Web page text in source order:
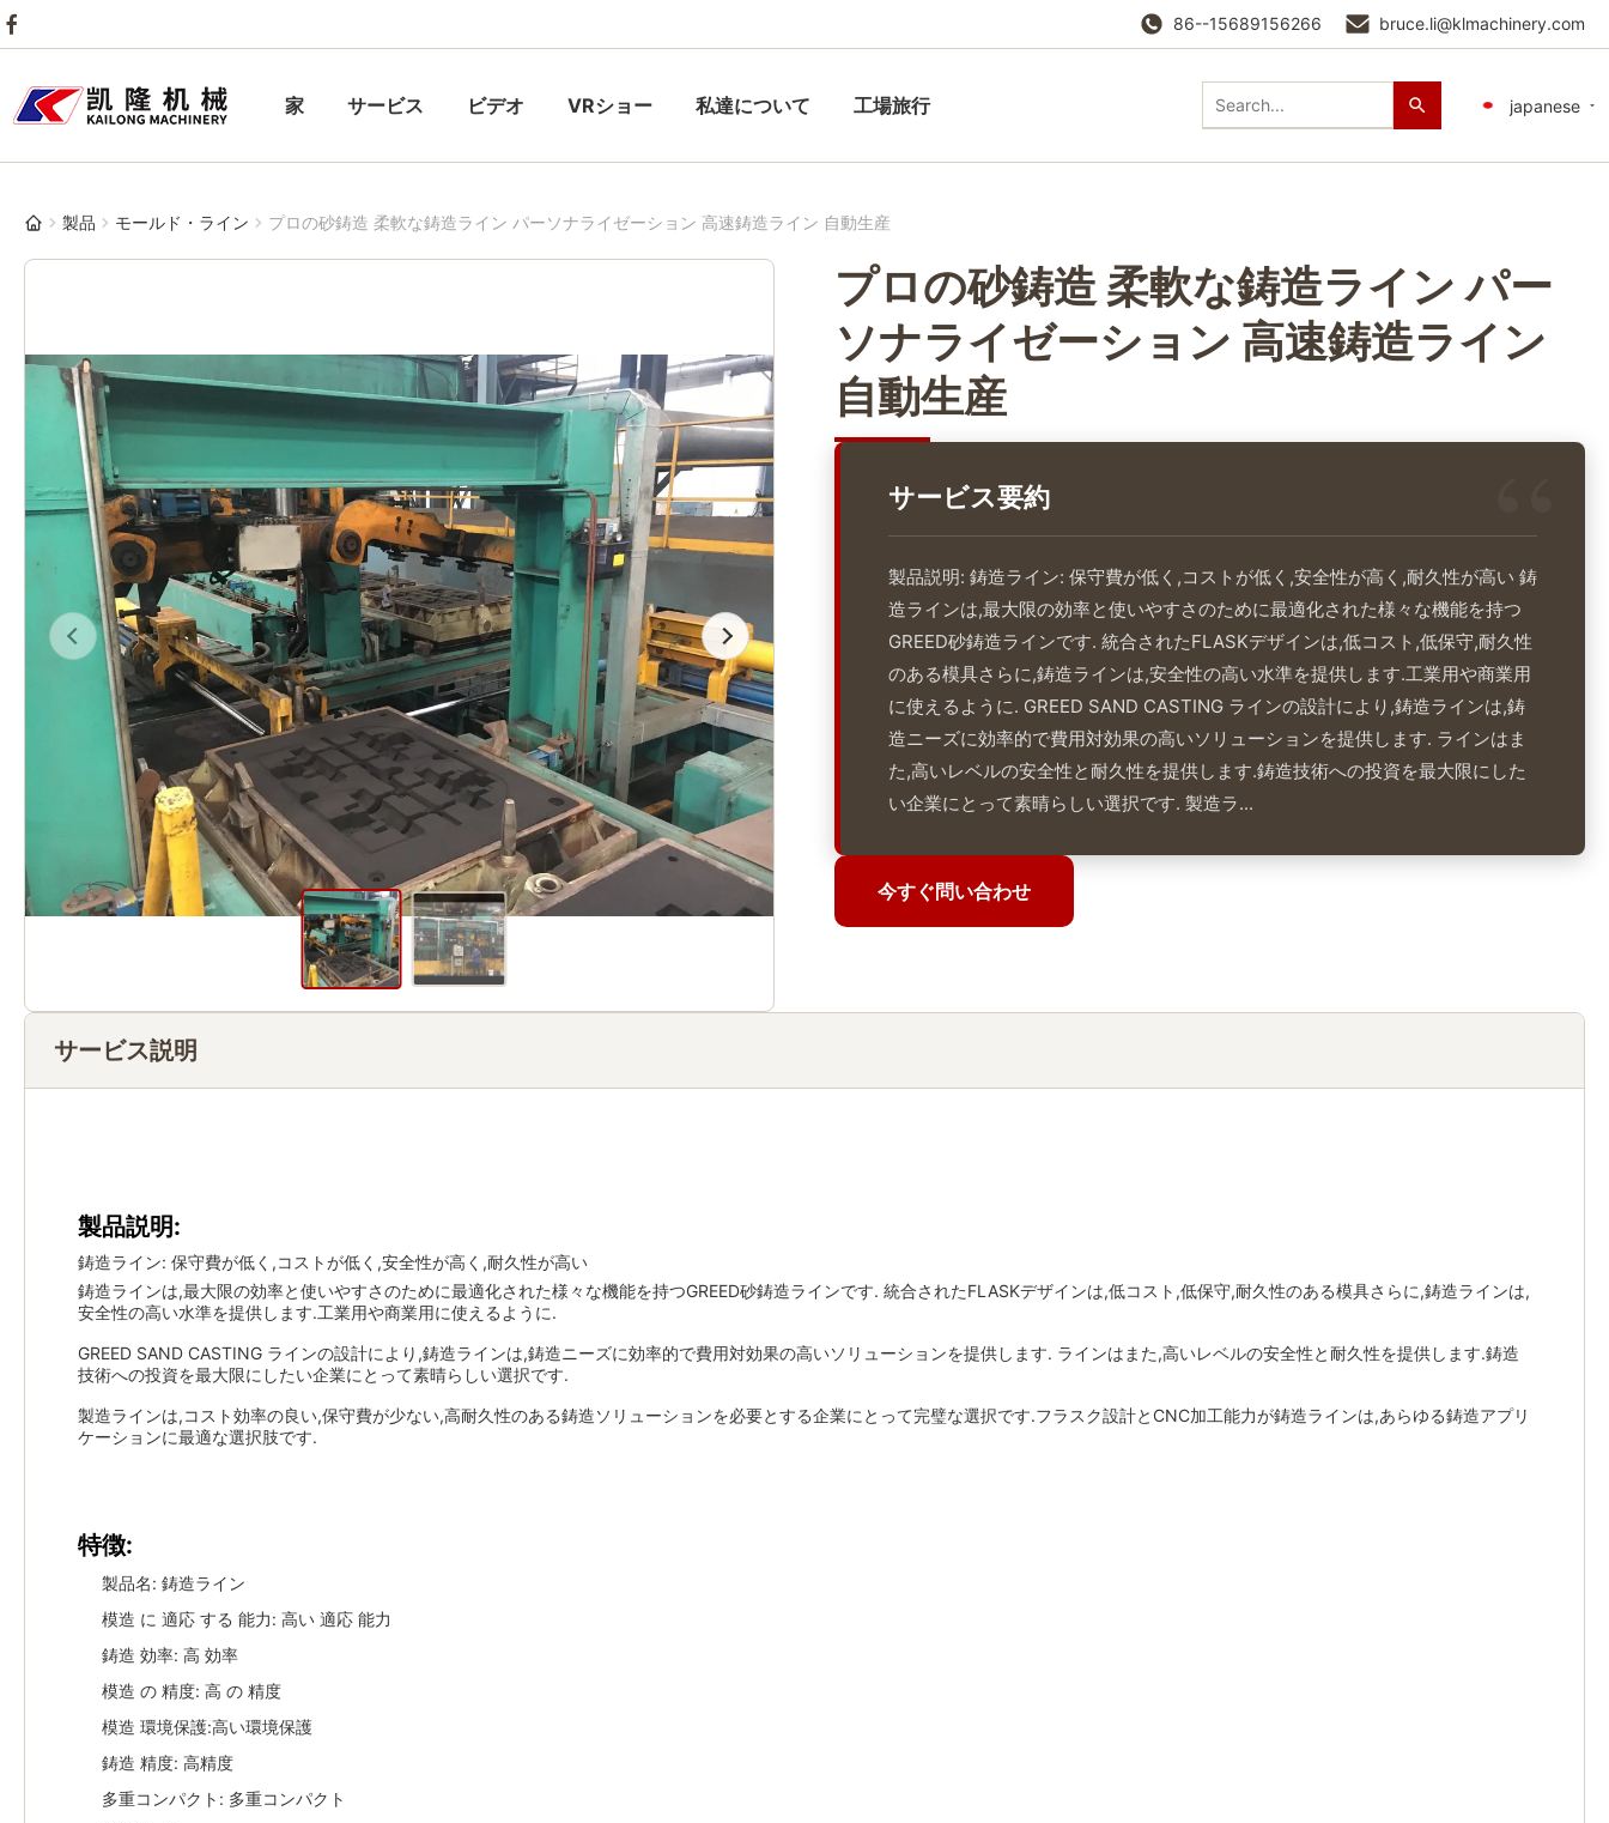
86--15689156266 bruce.li@klmachinery.com
家 サービス ビデオ VRショー 私達について 工場旅行 japanese
製品 モールド・ライン プロの砂鋳造 柔軟な鋳造ライン パーソナライゼーション 高速鋳造ライン 自動生産
プロの砂鋳造 柔軟な鋳造ライン パー
ソナライゼーション 高速鋳造ライン
自動生産
サービス要約
製品説明: 鋳造ライン: 保守費が低く,コストが低く,安全性が高く,耐久性が高い 鋳
造ラインは,最大限の効率と使いやすさのために最適化された様々な機能を持つ
GREED砂鋳造ラインです. 統合されたFLASKデザインは,低コスト,低保守,耐久性
のある模具さらに,鋳造ラインは,安全性の高い水準を提供します.工業用や商業用
に使えるように. GREED SAND CASTING ラインの設計により,鋳造ラインは,鋳
造ニーズに効率的で費用対効果の高いソリューションを提供します. ラインはま
た,高いレベルの安全性と耐久性を提供します.鋳造技術への投資を最大限にした
い企業にとって素晴らしい選択です. 製造ラ...
今すぐ問い合わせ
今すぐ問い合わせ
サービス説明
製品説明:
鋳造ライン: 保守費が低く,コストが低く,安全性が高く,耐久性が高い
鋳造ラインは,最大限の効率と使いやすさのために最適化された様々な機能を持つGREED砂鋳造ラインです. 統合されたFLASKデザインは,低コスト,低保守,耐久性のある模具さらに,鋳造ラインは,
安全性の高い水準を提供します.工業用や商業用に使えるように.
GREED SAND CASTING ラインの設計により,鋳造ラインは,鋳造ニーズに効率的で費用対効果の高いソリューションを提供します. ラインはまた,高いレベルの安全性と耐久性を提供します.鋳造
技術への投資を最大限にしたい企業にとって素晴らしい選択です.
製造ラインは,コスト効率の良い,保守費が少ない,高耐久性のある鋳造ソリューションを必要とする企業にとって完璧な選択です.フラスク設計とCNC加工能力が鋳造ラインは,あらゆる鋳造アプリ
ケーションに最適な選択肢です.
特徴:
製品名: 鋳造ライン
模造 に 適応 する 能力: 高い 適応 能力
鋳造 効率: 高 効率
模造 の 精度: 高 の 精度
模造 環境保護:高い環境保護
鋳造 精度: 高精度
多重コンパクト: 多重コンパクト